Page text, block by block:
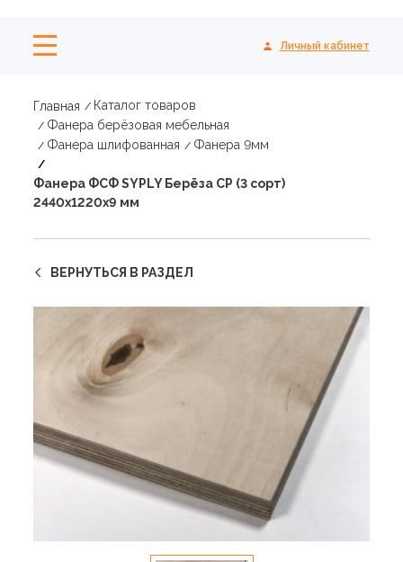
Личный кабинет
Главная
Каталог товаров
Фанера берёзовая мебельная
Фанера шлифованная
Фанера 9мм
Фанера ФСФ SYPLY Берёза CP (3 сорт)
2440х1220х9 мм
ВЕРНУТЬСЯ В РАЗДЕЛ